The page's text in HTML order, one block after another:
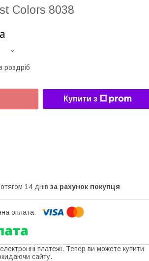
Colors 8038
роздріб
Купити з
14 днів за рахунок покупця
платежі. Тепер ви можете купити
сайту.